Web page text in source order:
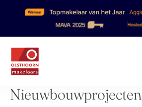
Nieuwbouwprojecten